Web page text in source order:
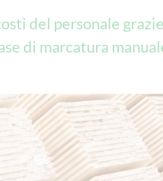
del personale
di marcatura